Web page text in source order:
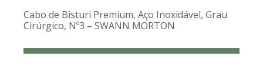
Cabo de Bisturi Premium, Aço Inoxidável, Grau
Cirúrgico, Nº3 – SWANN MORTON